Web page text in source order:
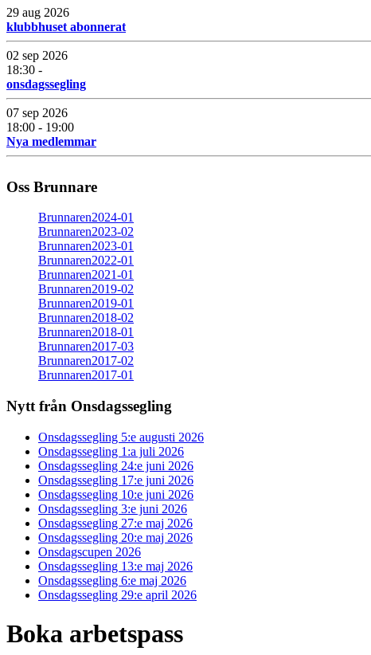
29 aug 2026
klubbhuset abonnerat
02 sep 2026
18:30 -
onsdagssegling
07 sep 2026
18:00 - 19:00
Nya medlemmar
Oss Brunnare
Brunnaren2024-01
Brunnaren2023-02
Brunnaren2023-01
Brunnaren2022-01
Brunnaren2021-01
Brunnaren2019-02
Brunnaren2019-01
Brunnaren2018-02
Brunnaren2018-01
Brunnaren2017-03
Brunnaren2017-02
Brunnaren2017-01
Nytt från Onsdagssegling
Onsdagssegling 5:e augusti 2026
Onsdagssegling 1:a juli 2026
Onsdagssegling 24:e juni 2026
Onsdagssegling 17:e juni 2026
Onsdagssegling 10:e juni 2026
Onsdagssegling 3:e juni 2026
Onsdagssegling 27:e maj 2026
Onsdagssegling 20:e maj 2026
Onsdagscupen 2026
Onsdagssegling 13:e maj 2026
Onsdagssegling 6:e maj 2026
Onsdagssegling 29:e april 2026
Boka arbetspass